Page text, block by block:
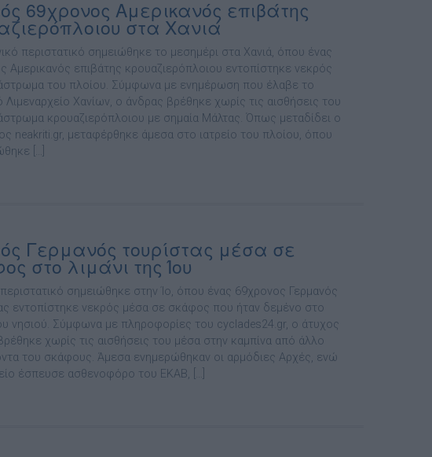
69χρονος Αμερικανός επιβάτης
στα Χανιά
περιστατικό σημειώθηκε το μεσημέρι στα Χανιά, όπου ένας
Αμερικανός επιβάτης κρουαζιερόπλοιου εντοπίστηκε νεκρός
του πλοίου. Σύμφωνα με ενημέρωση που έλαβε το
Λιμεναρχείο Χανίων, ο άνδρας βρέθηκε χωρίς τις αισθήσεις του
κρουαζιερόπλοιου με σημαία Μάλτας. Όπως μεταδίδει ο
neakriti.gr, μεταφέρθηκε άμεσα στο ιατρείο του πλοίου, όπου
[…]
Γερμανός τουρίστας μέσα σε
στο λιμάνι της Ίου
σημειώθηκε στην Ίο, όπου ένας 69χρονος Γερμανός
εντοπίστηκε νεκρός μέσα σε σκάφος που ήταν δεμένο στο
νησιού. Σύμφωνα με πληροφορίες του cyclades24.gr, ο άτυχος
χωρίς τις αισθήσεις του μέσα στην καμπίνα από άλλο
του σκάφους. Άμεσα ενημερώθηκαν οι αρμόδιες Αρχές, ενώ
έσπευσε ασθενοφόρο του ΕΚΑΒ, […]